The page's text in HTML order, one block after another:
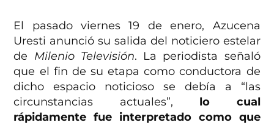
El pasado viernes 19 de enero, Azucena
Uresti anunció su salida del noticiero estelar
de Milenio Televisión. La periodista señaló
que el fin de su etapa como conductora de
dicho espacio noticioso se debía a “las
circunstancias actuales”, lo cual
rápidamente fue interpretado como que